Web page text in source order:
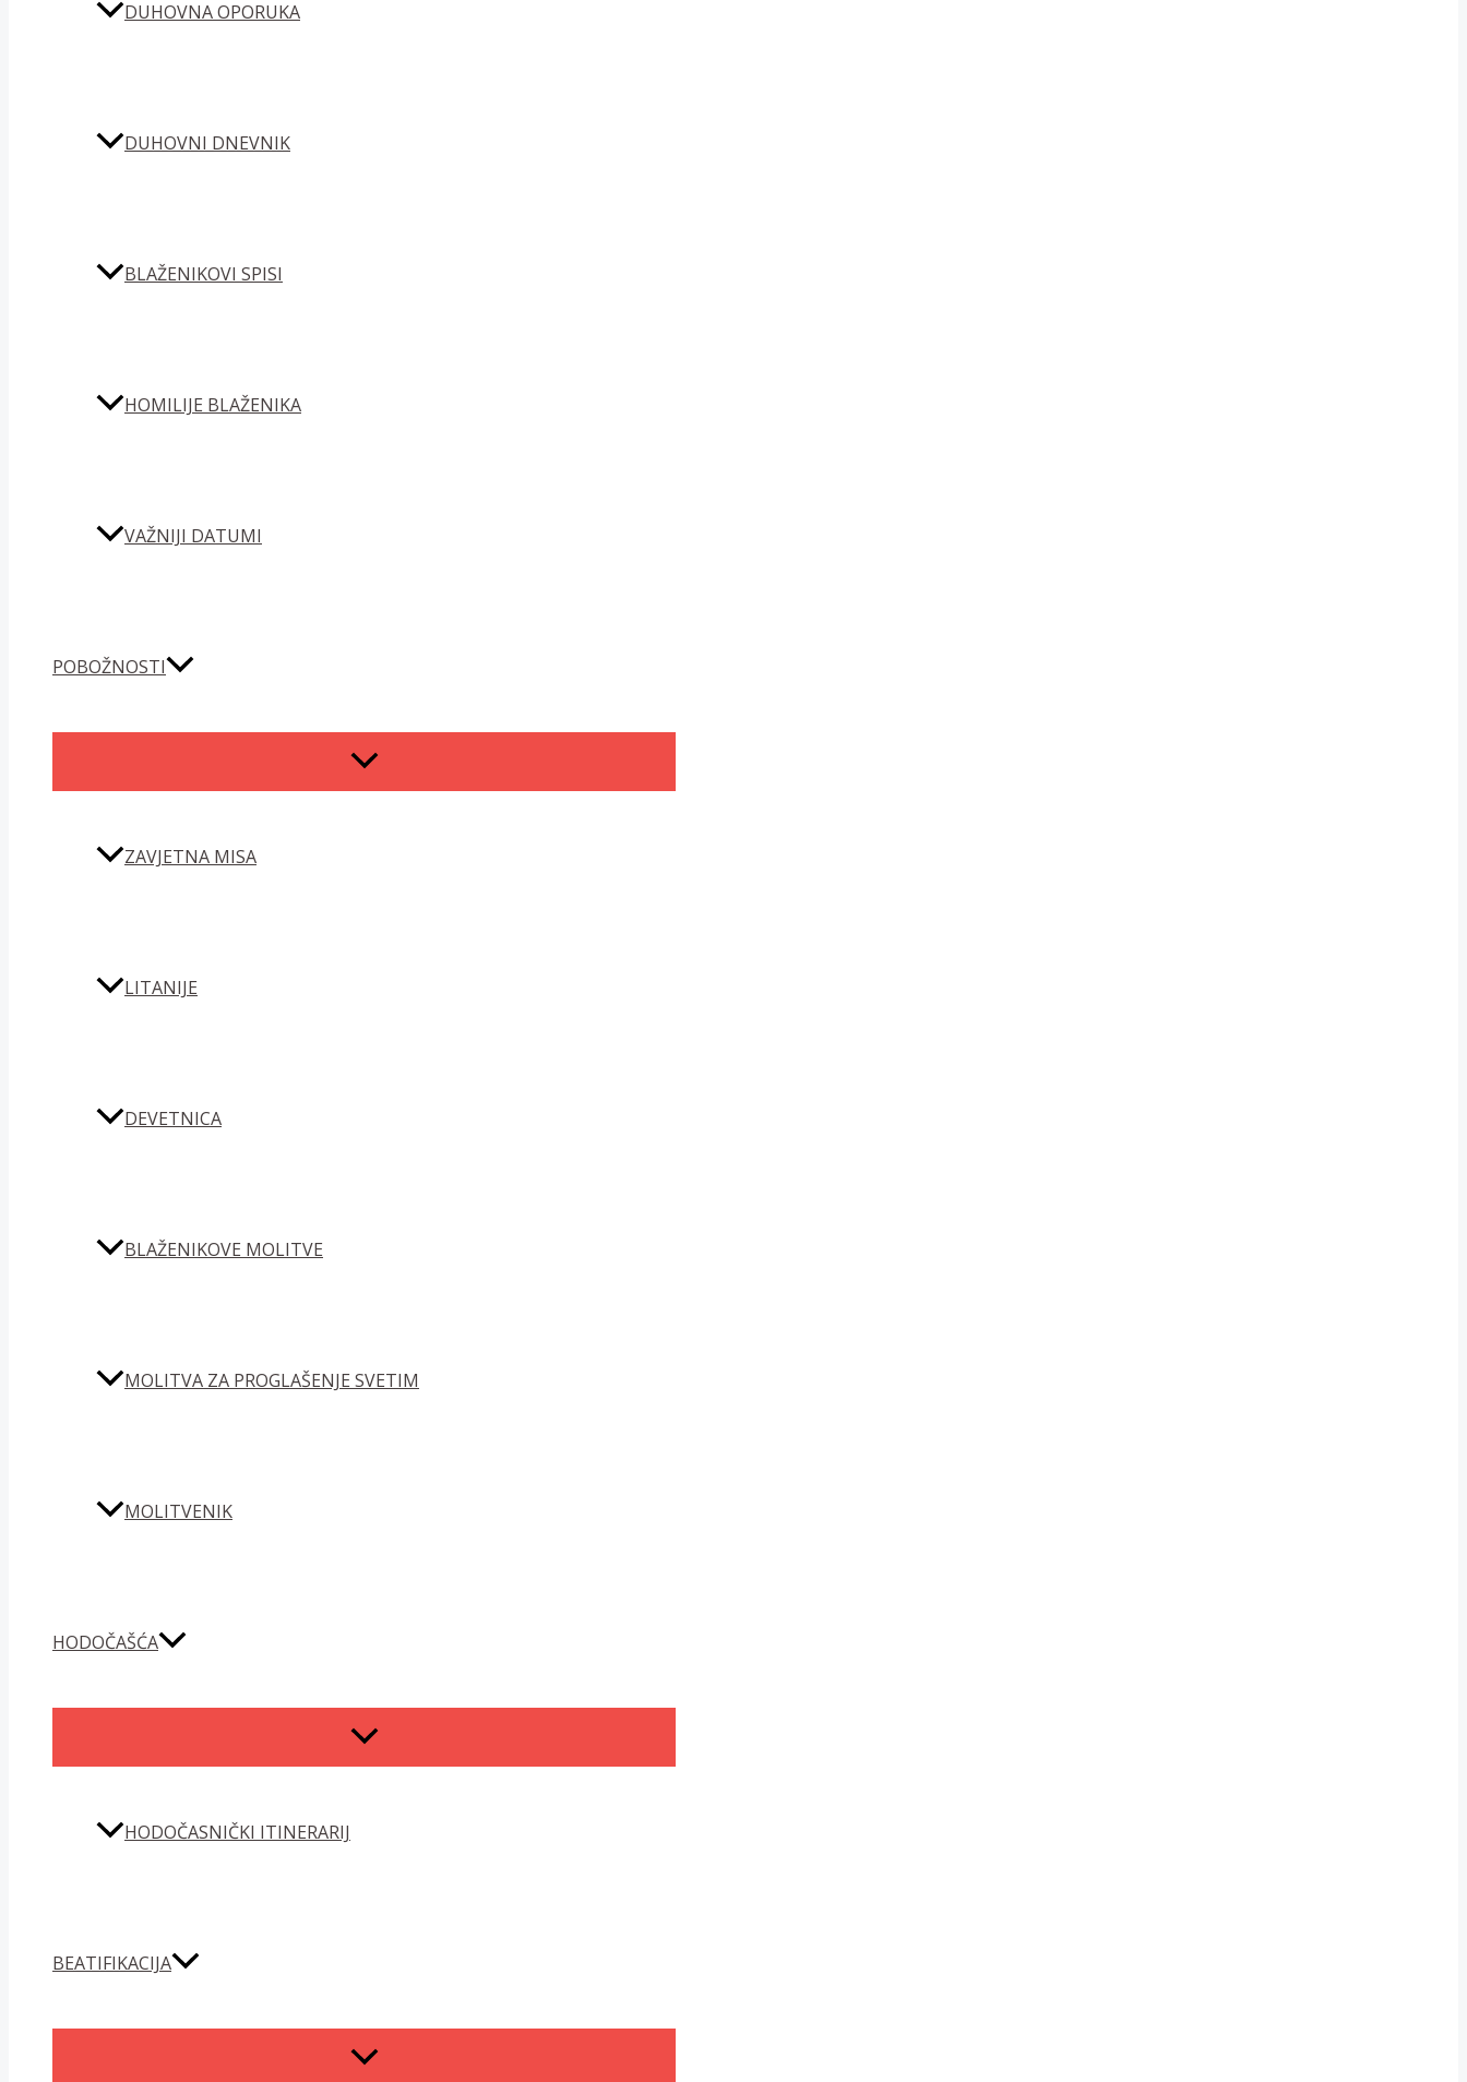
DUHOVNA OPORUKA
DUHOVNI DNEVNIK
BLAŽENIKOVI SPISI
HOMILIJE BLAŽENIKA
VAŽNIJI DATUMI
POBOŽNOSTI
MENU
TOGGLE
ZAVJETNA MISA
LITANIJE
DEVETNICA
BLAŽENIKOVE MOLITVE
MOLITVA ZA PROGLAŠENJE SVETIM
MOLITVENIK
HODOČAŠĆA
MENU
TOGGLE
HODOČASNIČKI ITINERARIJ
BEATIFIKACIJA
MENU
TOGGLE